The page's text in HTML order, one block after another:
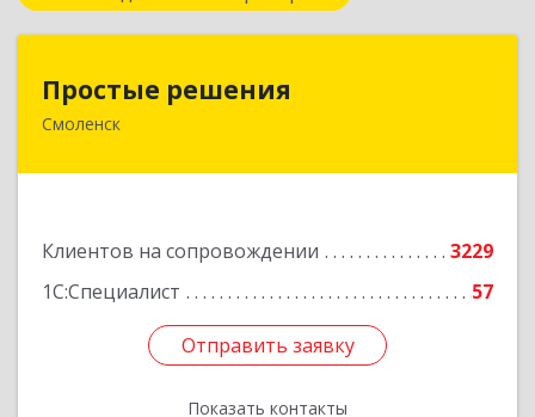
Простые решения
Смоленск
Клиентов на сопровождении
3229
1С:Специалист
57
Отправить заявку
Показать контакты
214015, Смоленская обл, Смоленск г, Большая
Отправить заявку
Назад